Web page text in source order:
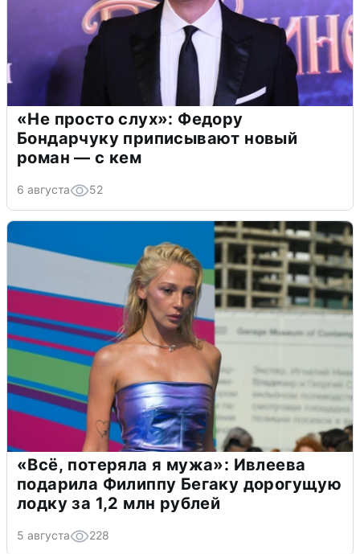
«Не просто слух»: Федору
Бондарчуку приписывают новый
роман — с кем
6 августа 52
«Всё, потеряла я мужа»: Ивлеева
подарила Филиппу Бегаку дорогущую
лодку за 1,2 млн рублей
5 августа 228